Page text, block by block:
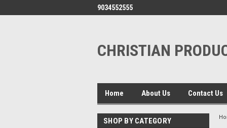
9034552555
CHRISTIAN
Home About Us Contact Us
SHOP BY CATEGORY